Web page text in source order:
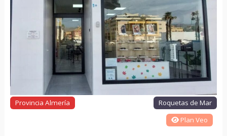
Provincia Almería
Roquetas de Mar
Plan Veo